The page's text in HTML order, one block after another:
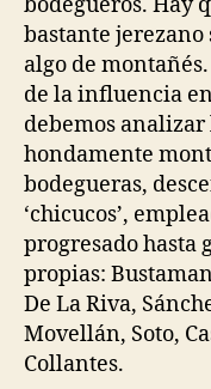
bastante jerezano
algo de
de la influencia
debemos
hondamente
bodegueras,
‘chicucos’,
progresado hasta
propias:
De La Riva,
Movellán, Soto,
Collantes.